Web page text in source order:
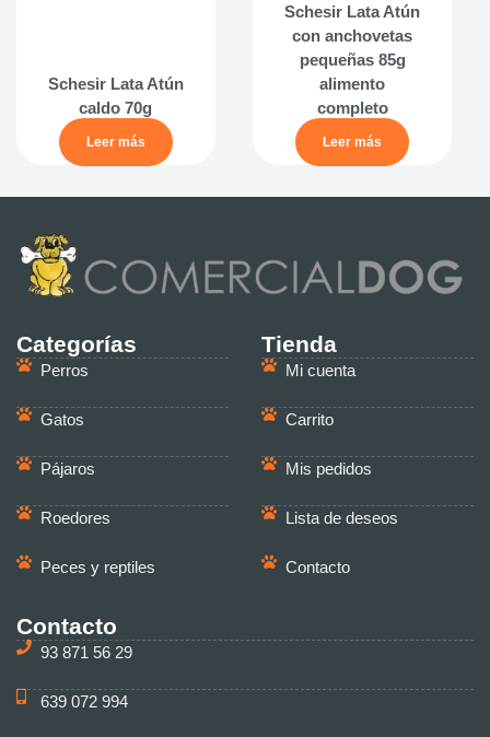
Schesir Lata Atún
caldo 70g
Leer más
Schesir Lata Atún
con anchovetas
pequeñas 85g
alimento
completo
Leer más
Categorías
Perros
Gatos
Pájaros
Roedores
Peces y reptiles
Tienda
Mi cuenta
Carrito
Mis pedidos
Lista de deseos
Contacto
Contacto
93 871 56 29
639 072 994